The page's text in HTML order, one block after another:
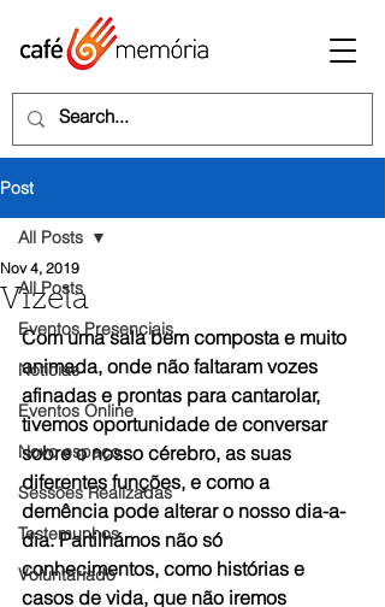
Post
All Posts
Eventos Presenciais
Notícias
Eventos Online
Novo espaço
Sessões Realizadas
Testemunhos
Voluntariado
All Posts
Vizela
Nov 4, 2019
Com uma sala bem composta e muito
animada, onde não faltaram vozes
afinadas e prontas para cantarolar,
tivemos oportunidade de conversar
sobre o nosso cérebro, as suas
diferentes funções, e como a
demência pode alterar o nosso dia-a-
dia. Partilhámos não só
conhecimentos, como histórias e
casos de vida, que não iremos